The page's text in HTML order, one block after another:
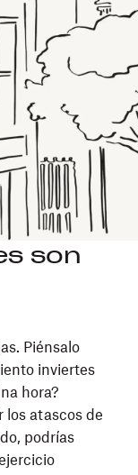
son
Piénsalo
inviertes
hora?
los atascos de
podrías